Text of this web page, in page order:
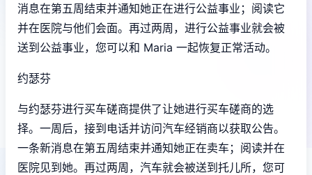
消息在第五周结束并通知她正在进行公益事业；阅读它
并在医院与他们会面。再过两周，进行公益事业就会被
送到公益事业，您可以和 Maria 一起恢复正常活动。
约瑟芬
与约瑟芬进行买车磋商提供了让她进行买车磋商的选
择。一周后，接到电话并访问汽车经销商以获取公告。
一条新消息在第五周结束并通知她正在卖车；阅读并在
医院见到她。再过两周，汽车就会被送到托儿所，您可